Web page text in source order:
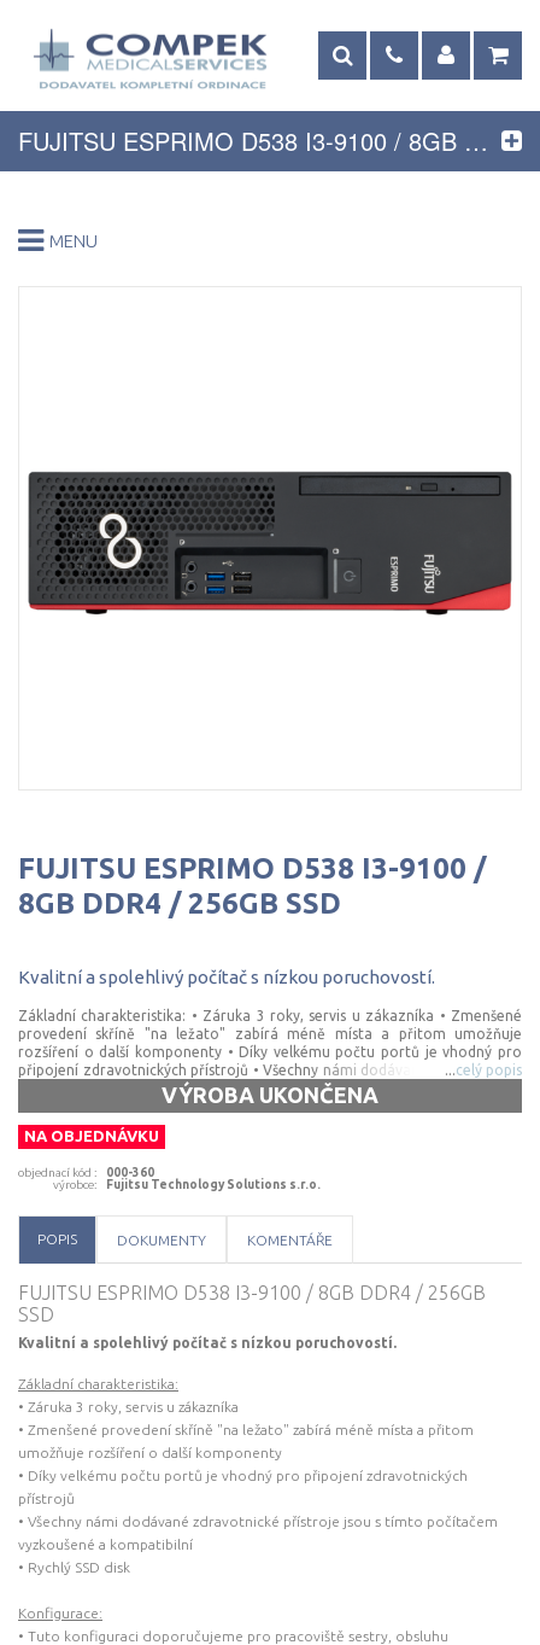
FUJITSU ESPRIMO D538 I3-9100 / 8GB DDR4 / 256GB SSD
FUJITSU ESPRIMO D538 I3-9100 /
8GB DDR4 / 256GB SSD
Kvalitnía spolehlivý počítačs nízkou poruchovostí.
Základní charakteristika: • Záruka 3 roky, servis u zákazníka • Zmenšené
provedení skříně "na ležato" zabírá méně místa a přitom umožňuje
rozšíření o další komponenty • Díky velkému počtu portů je vhodný pro
připojení zdravotnických přístrojů • Všechny námi dodávané zdravotnické
přístroje jsou s tímto počítačem vyzkoušené a kompatibilní • Rychlý SSD
disk Konfigurace: • Tuto konfiguraci doporučujeme pro pracoviště sestry,
obsluhu zdravotnických přístrojů • Procesor Intel Core i3-9100 • Velikost
paměti 8 GB • Typ disku SSD • Velikost HDD 256 GB • USB 8 + 2 • DVD
Rozměry 313 x 286 x 89 mm • Záruka 3 roky, servis u zákazníka Obsah
balení: • Počítač • USB myš • Napájecí kabel
...celý popis
VÝROBA UKONČENA
NA OBJEDNÁVKU
objednací kód :
000-360
výrobce: Fujitsu Technology Solutions s.r.o.
POPIS DOKUMENTY KOMENTÁŘE
FUJITSU ESPRIMO D538 I3-9100 / 8GB DDR4 / 256GB
SSD
Kvalitní a spolehlivý počítač s nízkou poruchovostí.
Základní charakteristika:
• Záruka 3 roky, servis u zákazníka
• Zmenšené provedení skříně "na ležato" zabírá méně místa a přitom
umožňuje rozšíření o další komponenty
• Díky velkému počtu portů je vhodný pro připojení zdravotnických
přístrojů
• Všechny námi dodávané zdravotnické přístroje jsou s tímto počítačem
vyzkoušené a kompatibilní
• Rychlý SSD disk
Konfigurace:
• Tuto konfiguraci doporučujeme pro pracoviště sestry, obsluhu
MENU